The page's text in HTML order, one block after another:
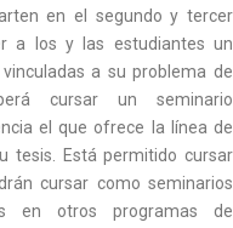
en el segundo y tercer
a los y las estudiantes un
a su problema de
cursar un seminario
el que ofrece la línea de
tesis. Está permitido cursar
cursar como seminarios
en otros programas de